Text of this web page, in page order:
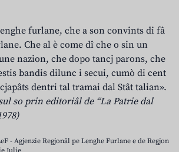
furlane, che a son convints di fâ
Che al è come dî che o sin un
nazion, che dopo tancj parons, che
bandis dilunc i secui, cumò di cent
dentri tal tramai dal Stât talian».
so prin editoriâl de “La Patrie dal
- Agjenzie Regjonâl pe Lenghe Furlane e de Regjon